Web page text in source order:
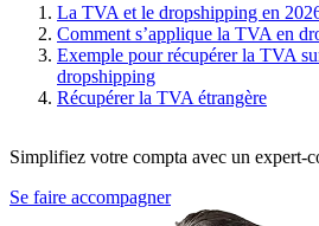
La TVA et le dropshipping en
Comment s’applique la TVA en
Exemple pour récupérer la TVA
dropshipping
Récupérer la TVA étrangère
Simplifiez votre compta avec un expert-
Se faire accompagner